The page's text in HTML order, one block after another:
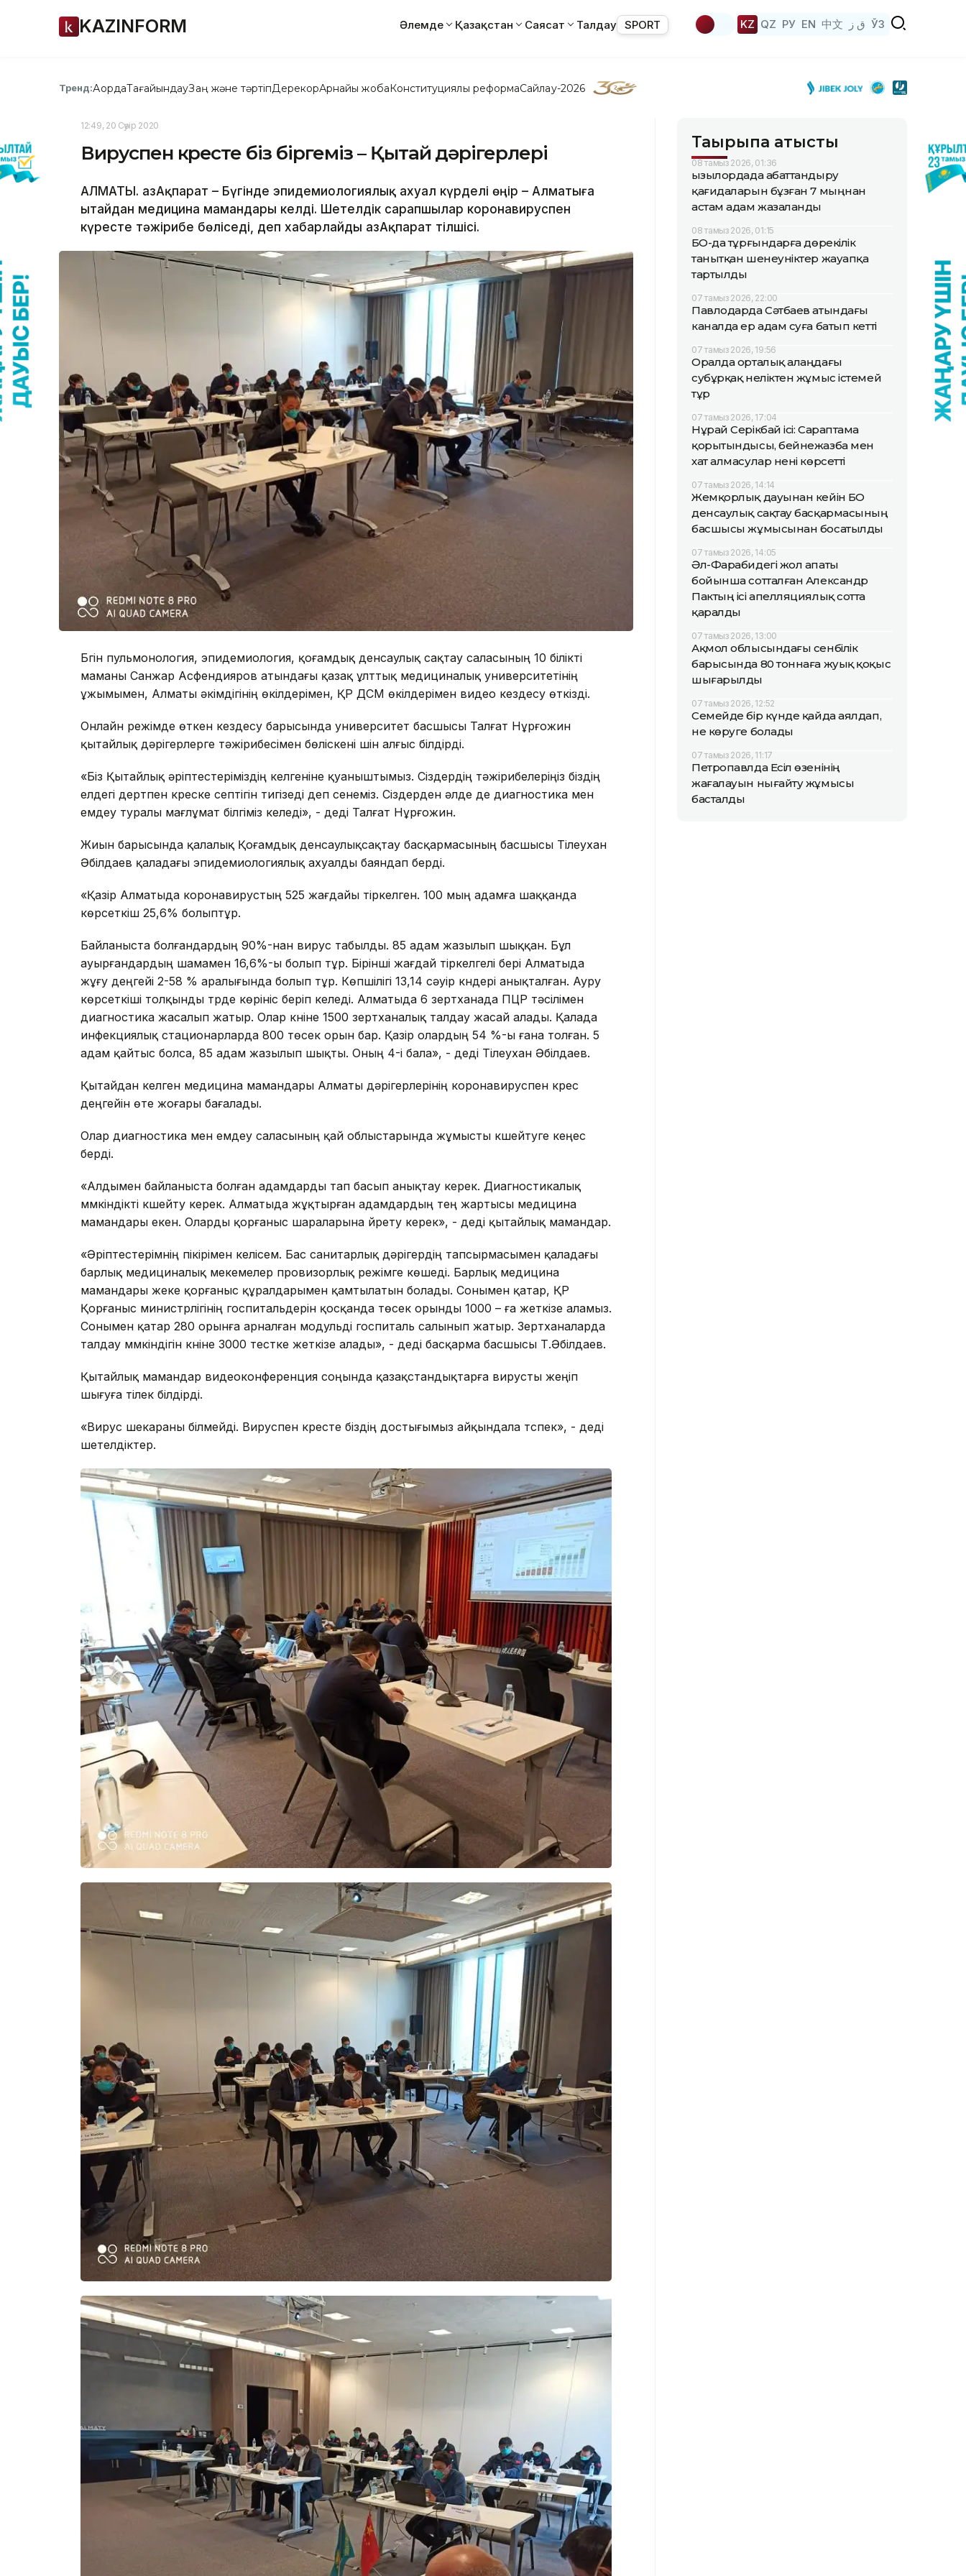
KAZINFORM Әлемде Қазақстан Саясат Талдау SPORT KZ QZ РУ EN 中文 ق ز ЎЗ
Тренд:АқордаТағайындауЗаң және тәртіпДерекқорАрнайы жобаКонституциялық реформаСайлау-2026
12:49, 20 Сәуір 2020
Вируспен күресте біз біргеміз – Қытай дәрігерлері
АЛМАТЫ. ҚазАқпарат – Бүгінде эпидемиологиялық ахуал күрделі өңір – Алматыға
Қытайдан медицина мамандары келді. Шетелдік сарапшылар коронавируспен
күресте тәжірибе бөліседі, деп хабарлайды ҚазАқпарат тілшісі.
Бүгін пульмонология, эпидемиология, қоғамдық денсаулық сақтау саласының 10 білікті
маманы Санжар Асфендияров атындағы қазақ ұлттық медициналық университетінің
ұжымымен, Алматы әкімдігінің өкілдерімен, ҚР ДСМ өкілдерімен видео кездесу өткізді.
Онлайн режімде өткен кездесу барысында университет басшысы Талғат Нұрғожин
қытайлық дәрігерлерге тәжірибесімен бөліскені үшін алғыс білдірді.
«Біз Қытайлық әріптестеріміздің келгеніне қуаныштымыз. Сіздердің тәжірибелеріңіз біздің
елдегі дертпен күреске септігін тигізеді деп сенеміз. Сіздерден әлде де диагностика мен
емдеу туралы мағлұмат білгіміз келеді», - деді Талғат Нұрғожин.
Жиын барысында қалалық Қоғамдық денсаулықсақтау басқармасының басшысы Тілеухан
Әбілдаев қаладағы эпидемиологиялық ахуалды баяндап берді.
«Қазір Алматыда коронавирустың 525 жағдайы тіркелген. 100 мың адамға шаққанда
көрсеткіш 25,6% болыптұр.
Байланыста болғандардың 90%-нан вирус табылды. 85 адам жазылып шыққан. Бұл
ауырғандардың шамамен 16,6%-ы болып тұр. Бірінші жағдай тіркелгелі бері Алматыда
жұғу деңгейі 2-58 % аралығында болып тұр. Көпшілігі 13,14 сәуір күндері анықталған. Ауру
көрсеткіші толқынды түрде көрініс беріп келеді. Алматыда 6 зертханада ПЦР тәсілімен
диагностика жасалып жатыр. Олар күніне 1500 зертханалық талдау жасай алады. Қалада
инфекциялық стационарларда 800 төсек орын бар. Қазір олардың 54 %-ы ғана толған. 5
адам қайтыс болса, 85 адам жазылып шықты. Оның 4-і бала», - деді Тілеухан Әбілдаев.
Қытайдан келген медицина мамандары Алматы дәрігерлерінің коронавируспен күрес
деңгейін өте жоғары бағалады.
Олар диагностика мен емдеу саласының қай облыстарында жұмысты күшейтуге кеңес
берді.
«Алдымен байланыста болған адамдарды тап басып анықтау керек. Диагностикалық
мүмкіндікті күшейту керек. Алматыда жұқтырған адамдардың тең жартысы медицина
мамандары екен. Оларды қорғаныс шараларына үйрету керек», - деді қытайлық мамандар.
«Әріптестерімнің пікірімен келісем. Бас санитарлық дәрігердің тапсырмасымен қаладағы
барлық медициналық мекемелер провизорлық режімге көшеді. Барлық медицина
мамандары жеке қорғаныс құралдарымен қамтылатын болады. Сонымен қатар, ҚР
Қорғаныс министрлігінің госпитальдерін қосқанда төсек орынды 1000 – ға жеткізе аламыз.
Сонымен қатар 280 орынға арналған модульді госпиталь салынып жатыр. Зертханаларда
талдау мүмкіндігін күніне 3000 тестке жеткізе алады», - деді басқарма басшысы Т.Әбілдаев.
Қытайлық мамандар видеоконференция соңында қазақстандықтарға вирусты жеңіп
шығуға тілек білдірді.
«Вирус шекараны білмейді. Вируспен күресте біздің достығымыз айқындала түспек», - деді
шетелдіктер.
Тақырыпқа қатысты
08 тамыз 2026, 01:36
Қызылордада абаттандыру
қағидаларын бұзған 7 мыңнан
астам адам жазаланды
08 тамыз 2026, 01:15
БҚО-да тұрғындарға дөрекілік
танытқан шенеуніктер жауапқа
тартылды
07 тамыз 2026, 22:00
Павлодарда Сәтбаев атындағы
каналда ер адам суға батып кетті
07 тамыз 2026, 19:56
Оралда орталық алаңдағы
субұрқақ неліктен жұмыс істемей
тұр
07 тамыз 2026, 17:04
Нұрай Серікбай ісі: Сараптама
қорытындысы, бейнежазба мен
хат алмасулар нені көрсетті
07 тамыз 2026, 14:14
Жемқорлық дауынан кейін БҚО
денсаулық сақтау басқармасының
басшысы жұмысынан босатылды
07 тамыз 2026, 14:05
Әл-Фарабидегі жол апаты
бойынша сотталған Александр
Пактың ісі апелляциялық сотта
қаралды
07 тамыз 2026, 13:00
Ақмол облысындағы сенбілік
барысында 80 тоннаға жуық қоқыс
шығарылды
07 тамыз 2026, 12:52
Семейде бір күнде қайда аялдап,
не көруге болады
07 тамыз 2026, 11:17
Петропавлда Есіл өзенінің
жағалауын нығайту жұмысы
басталды